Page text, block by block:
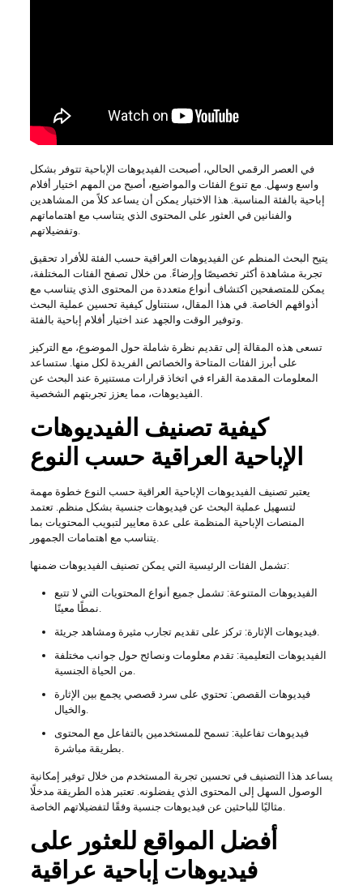
في العصر الرقمي الحالي، أصبحت الفيديوهات الإباحية تتوفر بشكل
واسع وسهل. مع تنوع الفئات والمواضيع، أصبح من المهم اختيار أفلام
إباحية بالفئة المناسبة. هذا الاختيار يمكن أن يساعد كلاً من المشاهدين
والفنانين في العثور على المحتوى الذي يتناسب مع اهتماماتهم
وتفضيلاتهم.
يتيح البحث المنظم عن الفيديوهات العراقية حسب الفئة للأفراد تحقيق
تجربة مشاهدة أكثر تخصيصًا وإرضاءً. من خلال تصفح الفئات المختلفة،
يمكن للمتصفحين اكتشاف أنواع متعددة من المحتوى الذي يتناسب مع
أذواقهم الخاصة. في هذا المقال، سنتناول كيفية تحسين عملية البحث
وتوفير الوقت والجهد عند اختيار أفلام إباحية بالفئة.
تسعى هذه المقالة إلى تقديم نظرة شاملة حول الموضوع، مع التركيز
على أبرز الفئات المتاحة والخصائص الفريدة لكل منها. ستساعد
المعلومات المقدمة القراء في اتخاذ قرارات مستنيرة عند البحث عن
الفيديوهات، مما يعزز تجربتهم الشخصية.
كيفية تصنيف الفيديوهات
الإباحية العراقية حسب النوع
يعتبر تصنيف الفيديوهات الإباحية العراقية حسب النوع خطوة مهمة
لتسهيل عملية البحث عن فيديوهات جنسية بشكل منظم. تعتمد
المنصات الإباحية المنظمة على عدة معايير لتبويب المحتويات بما
يتناسب مع اهتمامات الجمهور.
تشمل الفئات الرئيسية التي يمكن تصنيف الفيديوهات ضمنها:
الفيديوهات المتنوعة: تشمل جميع أنواع المحتويات التي لا تتبع
نمطًا معينًا.
فيديوهات الإثارة: تركز على تقديم تجارب مثيرة ومشاهد جريئة.
الفيديوهات التعليمية: تقدم معلومات ونصائح حول جوانب مختلفة
من الحياة الجنسية.
فيديوهات القصص: تحتوي على سرد قصصي يجمع بين الإثارة
والخيال.
فيديوهات تفاعلية: تسمح للمستخدمين بالتفاعل مع المحتوى
بطريقة مباشرة.
يساعد هذا التصنيف في تحسين تجربة المستخدم من خلال توفير إمكانية
الوصول السهل إلى المحتوى الذي يفضلونه. تعتبر هذه الطريقة مدخلًا
مثاليًا للباحثين عن فيديوهات جنسية وفقًا لتفضيلاتهم الخاصة.
أفضل المواقع للعثور على
فيديوهات إباحية عراقية